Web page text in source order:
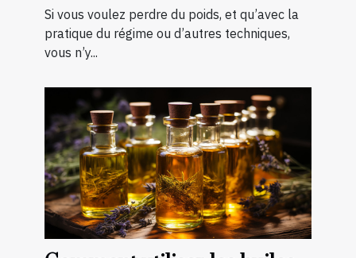
Si vous voulez perdre du poids, et qu’avec la
pratique du régime ou d’autres techniques,
vous n’y...